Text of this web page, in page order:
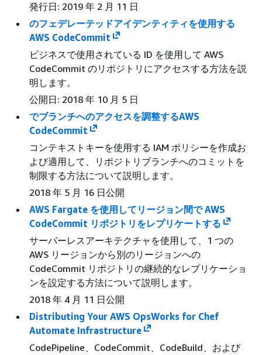
発行日: 2019 年 2 月 11 日
のフェデレーテッドアイデンティティを使用する
AWS CodeCommit
ビジネスで使用されている ID を使用して AWS
CodeCommit のリポジトリにアクセスする方法を説
明します。
公開日: 2018 年 10 月 5 日
でブランチへのアクセスを調整するAWS
CodeCommit
コンテキストキーを使用する IAM ポリシーを作成お
よび適用して、リポジトリブランチへのコミットを
制限する方法について説明します。
2018 年 5 月 16 日公開
AWS Fargate を使用してリージョン間で AWS
CodeCommit リポジトリをレプリケートする
サーバーレスアーキテクチャを使用して、1 つの
AWS リージョンから別のリージョンへの
CodeCommit リポジトリの継続的なレプリケーショ
ンを設定する方法について説明します。
2018 年 4 月 11 日公開
Distributing Your AWS OpsWorks for Chef
Automate Infrastructure
CodePipeline、CodeCommit、CodeBuild、および